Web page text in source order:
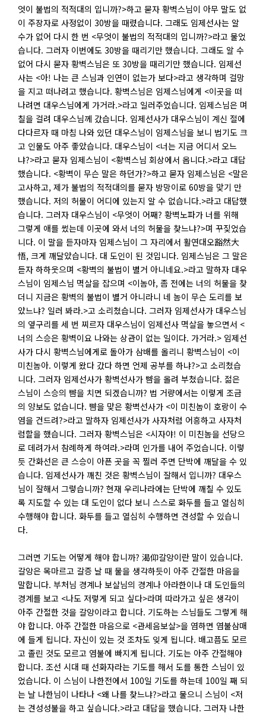
엇이 불법의 적적대의 입니까?>하고 묻자 황벽스님이 아무 말도 없
이 주장자로 사정없이 30방을 때렸습니다. 그래도 임제선사는 알
수가 없어 다시 한 번 <무엇이 불법의 적적대의 입니까?>라고 물었
습니다. 그러자 이번에도 30방을 때리기만 했습니다. 그래도 알 수
없어 다시 묻자 황벽스님은 또 30방을 때리기만 했습니다. 임제선
사는 <아! 나는 큰 스님과 인연이 없는가 보다>라고 생각하며 걸망
을 지고 떠나려고 했습니다. 황벽스님은 임제스님에게 <이곳을 떠
나려면 대우스님에게 가거라.>라고 일러주었습니다. 임제스님은 며
칠을 걸려 대우스님께 갔습니다. 임제선사가 대우스님이 계신 절에
다다르자 때 마침 나와 있던 대우스님이 임제스님을 보니 법기도 크
고 인물도 아주 좋았습니다. 대우스님이 <너는 지금 어디서 오느
냐?>라고 묻자 임제스님이 <황벽스님 회상에서 옵니다.>라고 대답
했습니다. <황벽이 무슨 말은 하던가?>하고 묻자 임제스님은 <말은
고사하고, 제가 불법의 적적대의를 묻자 방망이로 60방을 맞기 만
했습니다. 저의 허물이 어디에 있는지 알 수 없습니다.>라고 대답했
습니다. 그러자 대우스님이 <무엇이 어째? 황벽노파가 너를 위해
그렇게 애를 썼는데 이곳에 와서 너의 허물을 찾느냐?>며 꾸짖었습
니다. 이 말을 듣자마자 임제스님이 그 자리에서 활연대오豁然大
悟, 크게 깨달았습니다. 대 도인이 된 것입니다. 임제스님은 그 말은
듣자 하하웃으며 <황벽의 불법이 별거 아니네요.>라고 말하자 대우
스님이 임제스님 멱살을 잡으며 <이놈아, 좀 전에는 너의 허물을 찾
더니 지금은 황벽의 불법이 별거 아니라니 네 놈이 무슨 도리를 보
았느냐? 일러 봐라.>고 소리쳤습니다. 그러자 임제선사가 대우스님
의 옆구리를 세 번 찌르자 대우스님이 임제선사 멱살을 놓으면서 <
너의 스승은 황벽이요 나와는 상관이 없는 일이다. 가거라.> 임제선
사가 다시 황벽스님에게로 돌아가 삼배를 올리니 황벽스님이 <이
미친놈아. 이렇게 왔다 갔다 하면 언제 공부를 하냐?>고 소리쳤습
니다. 그러자 임제선사가 황벽선사가 뺨을 올려 부쳤습니다. 젊은
스님이 스승의 뺨을 치면 되겠습니까? 법 거량에서는 이렇게 조금
의 양보도 없습니다. 뺨을 맞은 황벽선사가 <이 미친놈이 호랑이 수
염을 건드려?>라고 말하자 임제선사가 사자처럼 어흥하고 사자처
럼할을 했습니다. 그러자 황벽스님은 <시자야! 이 미친놈을 선당으
로 데려가서 참례하게 하여라.>라며 인가를 내어 주었습니다. 이렇
듯 간화선은 큰 스승이 아픈 곳을 꼭 찔러 주면 단박에 깨달을 수 있
습니다. 임제선사가 깨친 것은 황벽스님이 잘해서 입니까? 대우스
님이 잘해서 그렇습니까? 현재 우리나라에는 단박에 깨칠 수 있도
록 지도할 수 있는 대 도인이 없다 보니 스스로 화두를 들고 열심히
수행해야 합니다. 화두를 들고 열심히 수행하면 견성할 수 있습니
다.
그러면 기도는 어떻게 해야 합니까? 渴仰갈앙이란 말이 있습니다.
갈앙은 목마르고 갈증 날 때 물을 생각하듯이 아주 간절한 마음을
말합니다. 부처님 경계나 보살님의 경계나 아라한이나 대 도인들의
경계를 보고 <나도 저렇게 되고 싶다>라며 따라가고 싶은 생각이
아주 간절한 것을 갈앙이라고 합니다. 기도하는 스님들도 그렇게 해
야 합니다. 아주 간절한 마음으로 <관세음보살>을 염하면 염불삼매
에 들게 됩니다. 자신이 있는 것 조차도 잊게 됩니다. 배고픔도 모르
고 졸린 것도 모르고 염불에 빠지게 됩니다. 기도는 아주 간절해야
합니다. 조선 시대 때 선화자라는 기도를 해서 도를 통한 스님이 있
었습니다. 이 스님이 나한전에서 100일 기도를 하는데 100일 째 되
는 날 나한님이 나타나 <왜 나를 찾느냐?>라고 물으니 스님이 <저
는 견성성불을 하고 싶습니다.>라고 대답을 했습니다. 그러자 나한